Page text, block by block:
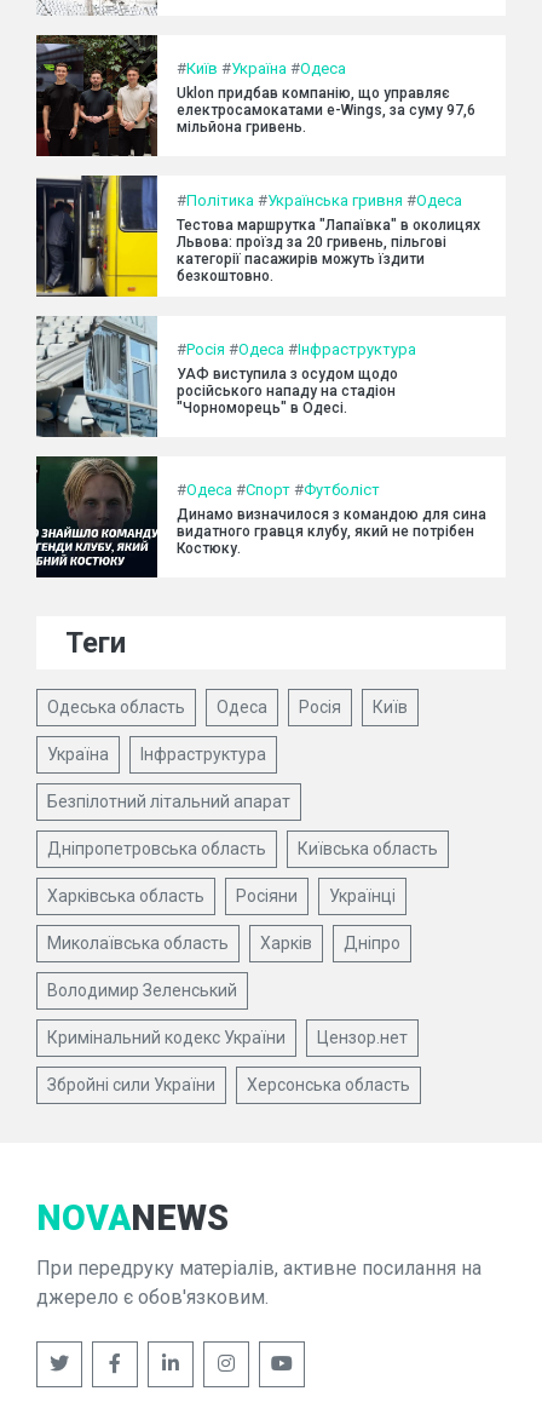
#Київ #Україна #Одеса
Uklon придбав компанію, що управляє
електросамокатами e-Wings, за суму 97,6
мільйона гривень.
#Політика #Українська гривня #Одеса
Тестова маршрутка "Лапаївка" в околицях
Львова: проїзд за 20 гривень, пільгові
категорії пасажирів можуть їздити
безкоштовно.
#Росія #Одеса #Інфраструктура
УАФ виступила з осудом щодо
російського нападу на стадіон
"Чорноморець" в Одесі.
#Одеса #Спорт #Футболіст
Динамо визначилося з командою для сина
видатного гравця клубу, який не потрібен
Костюку.
Теги
Одеська область Одеса Росія Київ
Україна Інфраструктура
Безпілотний літальний апарат
Дніпропетровська область Київська область
Харківська область Росіяни Українці
Миколаївська область Харків Дніпро
Володимир Зеленський
Кримінальний кодекс України Цензор.нет
Збройні сили України Херсонська область
NOVANEWS
При передруку матеріалів, активне посилання на
джерело є обов'язковим.